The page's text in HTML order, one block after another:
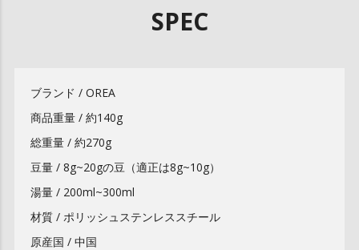
SPEC
ブランド / OREA
商品重量 / 約140g
総重量 / 約270g
豆量 / 8g~20gの豆（適正は8g~10g）
湯量 / 200ml~300ml
材質 / ポリッシュステンレススチール
原産国 / 中国